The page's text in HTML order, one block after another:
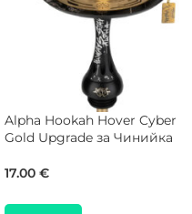
Alpha Hookah Hover Cyber
Gold Upgrade за Чинийка
17.00 €